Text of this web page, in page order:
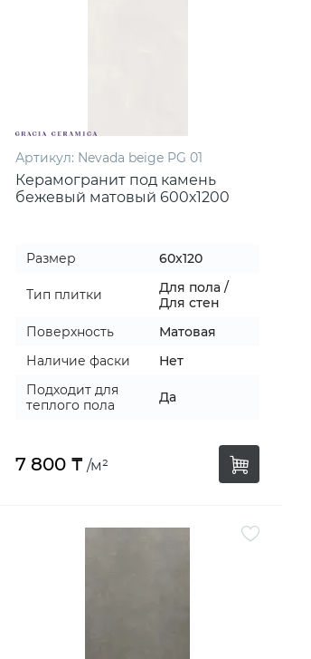
Артикул: Nevada beige PG 01
Керамогранит под камень
бежевый матовый 600х1200
Размер 60x120
Тип плитки
Для пола /
Для стен
Поверхность
Матовая
Наличие фаски
Нет
Подходит для
теплого пола
Да
7 800 ₸ /м²